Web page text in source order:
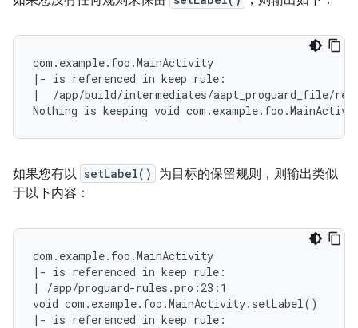
com.example.foo.MainActivity
|- is referenced in keep rule:
|  /app/build/intermediates/aapt_proguard_file/
如果您有以 setLabel()
为目标的保留规则，则输出类似
于以下内容：
com.example.foo.MainActivity
|- is referenced in keep rule:
| /app/proguard-rules.pro:23:1
void com.example.foo.MainActivity.setLabel()
|- is referenced in keep rule: